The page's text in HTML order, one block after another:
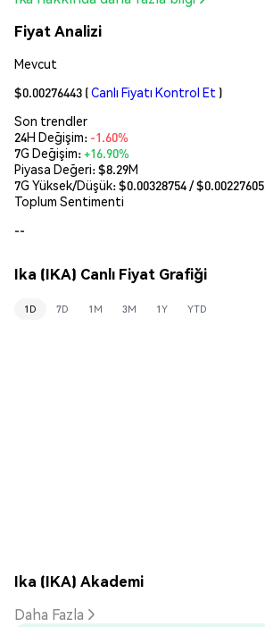
Fiyat Analizi
Mevcut
$0.00276443 (Canlı Fiyatı Kontrol Et )
Son trendler
24H Değişim: -1.60%
7G Değişim:+16.90%
Piyasa Değeri:$8.29M
7G Yüksek/Düşük: $0.00328754/ $0.00227605
Toplum Sentimenti
--
Ika (IKA) Canlı Fiyat Grafiği
1D 7D 1M 3M 1Y YTD
Ika (IKA) Akademi
Daha Fazla